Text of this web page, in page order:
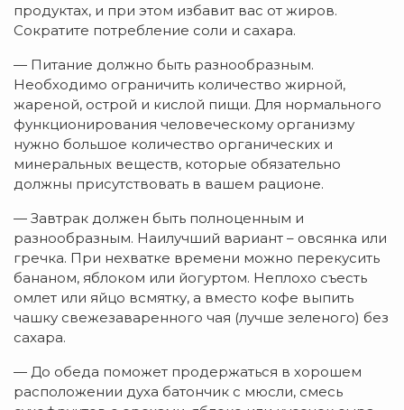
продуктах, и при этом избавит вас от жиров.
Сократите потребление соли и сахара.
— Питание должно быть разнообразным.
Необходимо ограничить количество жирной,
жареной, острой и кислой пищи. Для нормального
функционирования человеческому организму
нужно большое количество органических и
минеральных веществ, которые обязательно
должны присутствовать в вашем рационе.
— Завтрак должен быть полноценным и
разнообразным. Наилучший вариант – овсянка или
гречка. При нехватке времени можно перекусить
бананом, яблоком или йогуртом. Неплохо съесть
омлет или яйцо всмятку, а вместо кофе выпить
чашку свежезаваренного чая (лучше зеленого) без
сахара.
— До обеда поможет продержаться в хорошем
расположении духа батончик с мюсли, смесь